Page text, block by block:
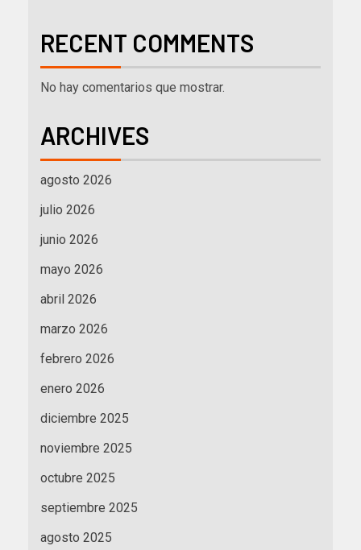
RECENT COMMENTS
No hay comentarios que mostrar.
ARCHIVES
agosto 2026
julio 2026
junio 2026
mayo 2026
abril 2026
marzo 2026
febrero 2026
enero 2026
diciembre 2025
noviembre 2025
octubre 2025
septiembre 2025
agosto 2025